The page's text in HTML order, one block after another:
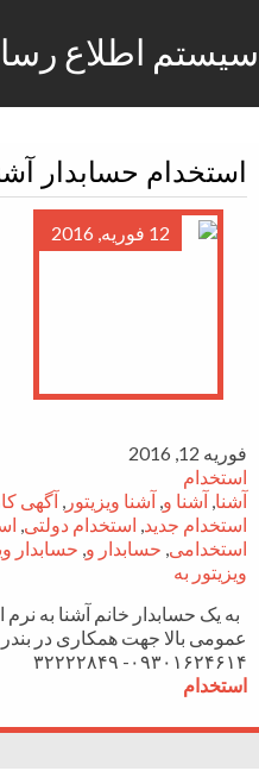
سیستم اطلاع
استخدام حسابدار
12 فوریه, 2016
فوریه 12, 2016
استخدام
آشنا, آشنا و, آشنا ویزیتور , آگهی
استخدام جدید, استخدام دولتی,
استخدامی, حسابدار و, حسابدار
ویزیتور به
به یک حسابدار خانم آشنا به نرم
عمومی بالا جهت همکاری در
۰۹۳۰۱۶۲۴۶۱۴- ۳۲۲۲۲۸۴۹
استخدام